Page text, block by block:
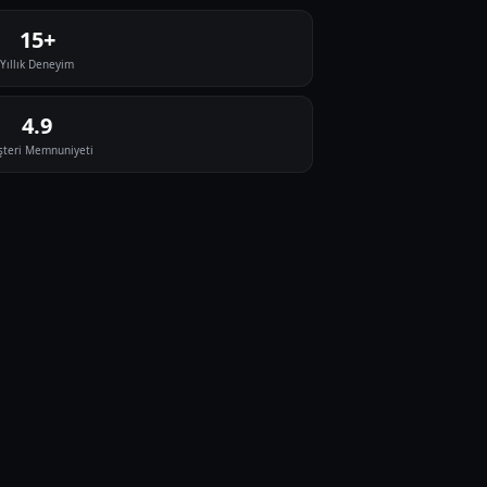
15+
Yıllık Deneyim
4.9
Memnuniyeti